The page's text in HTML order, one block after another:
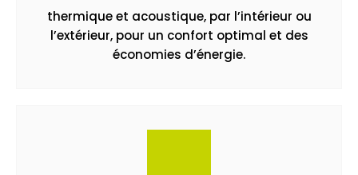
thermique et acoustique, par l’intérieur ou
l’extérieur, pour un confort optimal et des
économies d’énergie.